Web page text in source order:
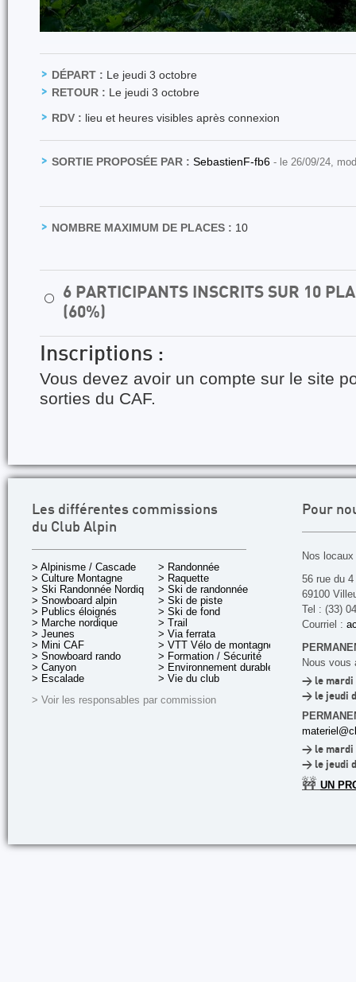
DÉPART : Le jeudi 3 octobre
RETOUR : Le jeudi 3 octobre
RDV : lieu et heures visibles après connexion
SORTIE PROPOSÉE PAR : SebastienF-fb6 - le 26/09/24,
NOMBRE MAXIMUM DE PLACES : 10
⚪
6 PARTICIPANTS INSCRITS SUR 10
(60%)
Inscriptions :
Vous devez avoir un compte sur le site
sorties du CAF.
Les différentes commissions
du Club Alpin
> Alpinisme / Cascade
> Culture Montagne
> Ski Randonnée Nordique
> Snowboard alpin
> Publics éloignés
> Marche nordique
> Jeunes
> Mini CAF
> Snowboard rando
> Canyon
> Escalade
> Randonnée
> Raquette
> Ski de randonnée
> Ski de piste
> Ski de fond
> Trail
> Via ferrata
> VTT Vélo de montagne
> Formation / Sécurité
> Environnement durable
> Vie du club
> Voir les responsables par commission
Pour
Nos
56 rue du
69100
Tel : (33)
Courriel :
Nous vous
> le mardi
> le jeudi
> le mardi
> le jeudi
🚧 UN